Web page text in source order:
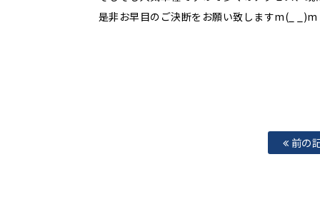
是非お早目のご決断をお願い致しますm(_ _)m
前の